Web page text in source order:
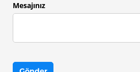
Mesajınız